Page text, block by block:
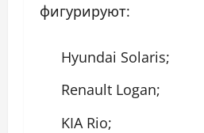
фигурируют:
Hyundai Solaris;
Renault Logan;
KIA Rio;